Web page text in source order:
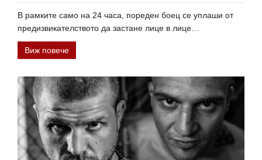
В рамките само на 24 часа, пореден боец се уплаши от
предизвикателството да застане лице в лице…
Виж повече